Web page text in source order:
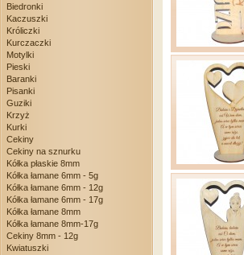
Biedronki
Kaczuszki
Króliczki
Kurczaczki
Motylki
Pieski
Baranki
Pisanki
Guziki
Krzyż
Kurki
Cekiny
Cekiny na sznurku
Kółka płaskie 8mm
Kółka łamane 6mm - 5g
Kółka łamane 6mm - 12g
Kółka łamane 6mm - 17g
Kółka łamane 8mm
Kółka łamane 8mm-17g
Cekiny 8mm - 12g
Kwiatuszki